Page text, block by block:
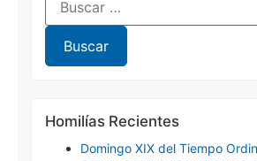
Homilías Recientes
Domingo XIX del Tiempo